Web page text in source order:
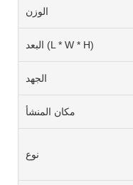
الوزن
البعد (L * W * H)
الجهد
مكان المنشأ
نوع